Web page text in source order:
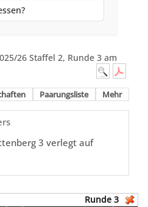
26 Staffel 2, Runde 3 am
Paarungsliste Mehr
3 verlegt auf
Runde 3